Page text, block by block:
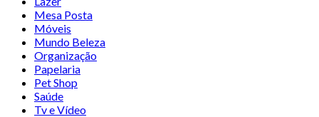
Mesa Posta
Móveis
Mundo Beleza
Organização
Papelaria
Pet Shop
Saúde
Tv e Vídeo